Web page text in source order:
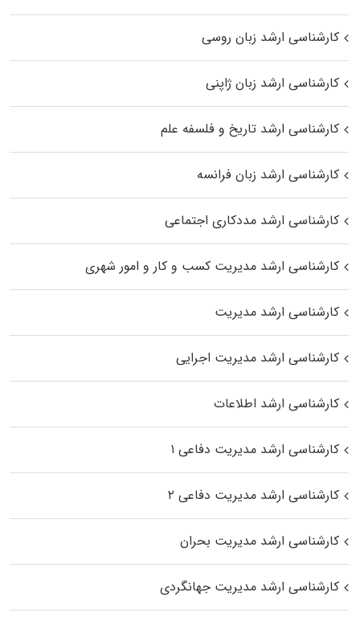
کارشناسی ارشد زبان روسی
کارشناسی ارشد زبان ژاپنی
کارشناسی ارشد تاریخ و فلسفه علم
کارشناسی ارشد زبان فرانسه
کارشناسی ارشد مددکاری اجتماعی
کارشناسی ارشد مدیریت کسب و کار و امور شهری
کارشناسی ارشد مدیریت
کارشناسی ارشد مدیریت اجرایی
کارشناسی ارشد اطلاعات
کارشناسی ارشد مدیریت دفاعی ۱
کارشناسی ارشد مدیریت دفاعی ۲
کارشناسی ارشد مدیریت بحران
کارشناسی ارشد مدیریت جهانگردی